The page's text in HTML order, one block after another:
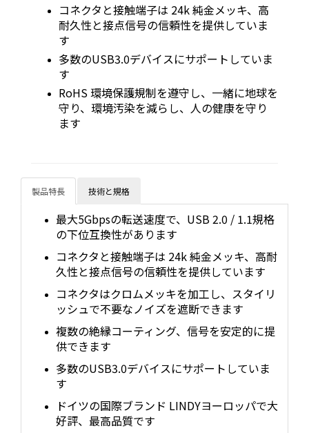
コネクタと接触端子は 24k 純金メッキ、高
耐久性と接点信号の信頼性を提供していま
す
多数のUSB3.0デバイスにサポートしていま
す
RoHS 環境保護規制を遵守し、一緒に地球を
守り、環境汚染を減らし、人の健康を守り
ます
製品特長 技術と規格
最大5Gbpsの転送速度で、USB 2.0 / 1.1規格
の下位互換性があります
コネクタと接触端子は 24k 純金メッキ、高耐
久性と接点信号の信頼性を提供しています
コネクタはクロムメッキを加工し、スタイリ
ッシュで不要なノイズを遮断できます
複数の絶縁コーティング、信号を安定的に提
供できます
多数のUSB3.0デバイスにサポートしていま
す
ドイツの国際ブランド LINDYヨーロッパで大
好評、最高品質です